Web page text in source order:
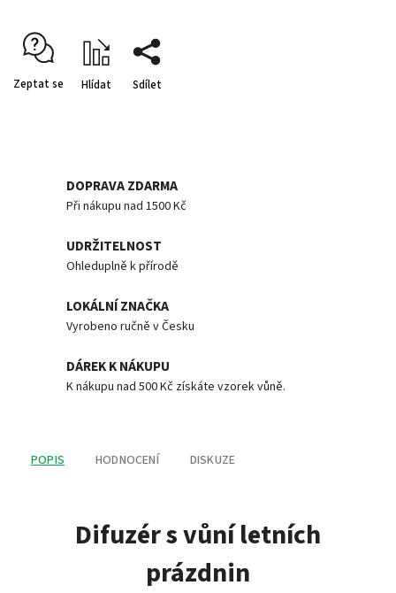
Zeptat se Hlídat Sdílet
DOPRAVA ZDARMA
Při nákupu nad 1500 Kč
UDRŽITELNOST
Ohleduplně k přírodě
LOKÁLNÍ ZNAČKA
Vyrobeno ručně v Česku
DÁREK K NÁKUPU
K nákupu nad 500 Kč získáte vzorek vůně.
POPIS HODNOCENÍ DISKUZE
Difuzér s vůní letních
prázdnin